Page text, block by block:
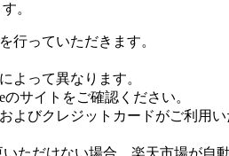
。
行っていただきます。
よって異なります。
のサイトをご確認ください。
よびクレジットカードがご利
ただけない場合、楽天市場が自